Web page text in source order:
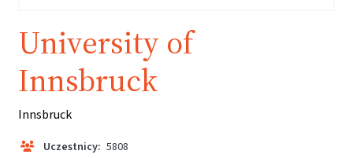
University of
Innsbruck
Innsbruck
Uczestnicy: 5808